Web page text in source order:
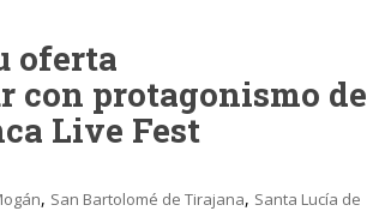
oferta
con protagonismo de
Live Fest
, San Bartolomé de Tirajana, Santa Lucía de